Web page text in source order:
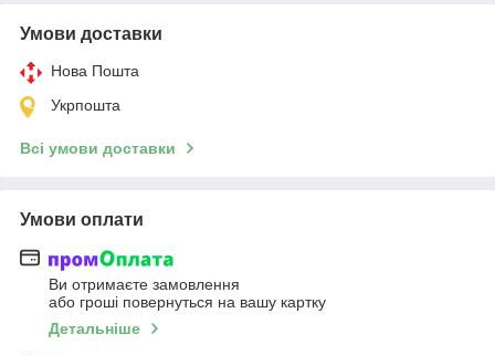
Умови доставки
Нова Пошта
Укрпошта
Всі умови доставки
Умови оплати
Ви отримаєте замовлення
або гроші повернуться на вашу картку
Детальніше